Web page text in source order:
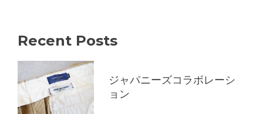
Recent Posts
ジャパニーズコラボレーシ
ョン